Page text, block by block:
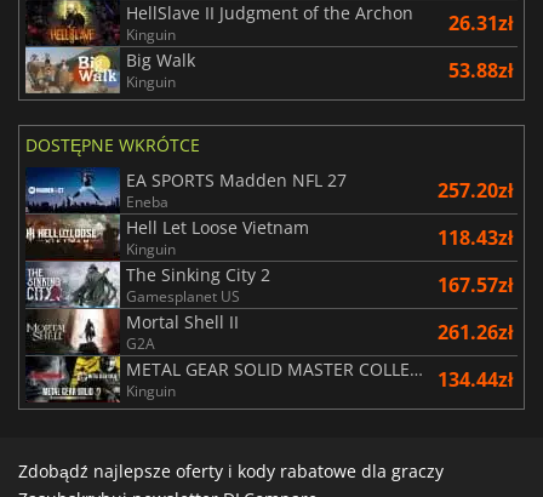
HellSlave II Judgment of the Archon
Kinguin 26.31zł
Big Walk
Kinguin 53.88zł
DOSTĘPNE WKRÓTCE
EA SPORTS Madden NFL 27
Eneba 257.20zł
Hell Let Loose Vietnam
Kinguin 118.43zł
The Sinking City 2
Gamesplanet US 167.57zł
Mortal Shell II
G2A 261.26zł
METAL GEAR SOLID MASTER COLLECTION Vol.2
Kinguin 134.44zł
Zdobądź najlepsze oferty i kody rabatowe dla graczy